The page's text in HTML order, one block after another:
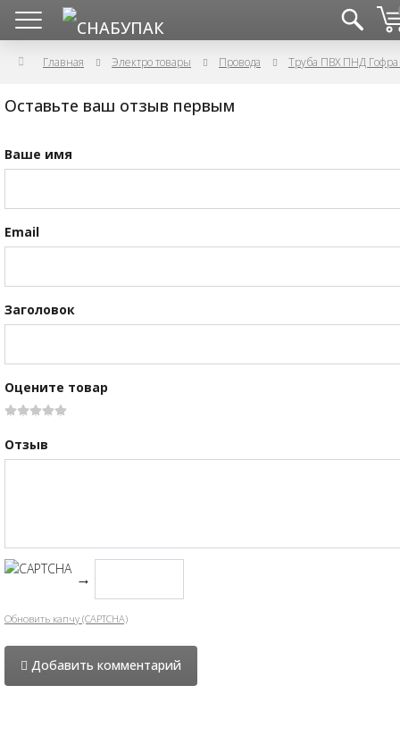
Главная Электро товары Провода
Оставьте ваш отзыв первым
Ваше имя
Email
Заголовок
Оцените товар
Отзыв
→
Обновить капчу (CAPTCHA)
Добавить комментарий